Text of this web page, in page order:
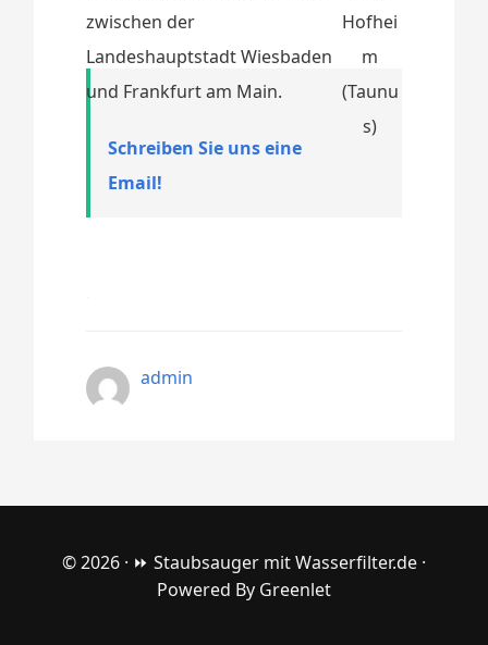
zwischen der
Landeshauptstadt Wiesbaden
und Frankfurt am Main.
Schreiben Sie uns eine
Email!
admin
© 2026 · ⏩ Staubsauger mit Wasserfilter.de ·
Powered By Greenlet